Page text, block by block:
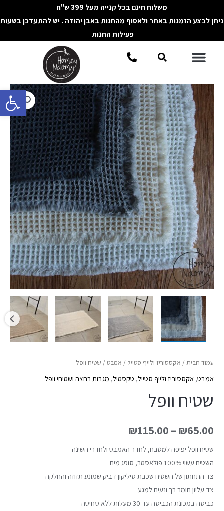
פתח
לתוכן
משלוח חינם בכל קנייה מעל 399 ש"ח
ניתן לבצע הזמנות באתר ולאסוף מהחנות באבן יהודה . יש להתעדכן בשעות
פעילות החנות
תפריטחיפוש
עמוד הבית/ אקססוריז ולייף סטייל / אמבט/ שטיח וופל
אמבט, אקססוריז ולייף סטייל, טקסטיל, מגבות רחצה ושטיחי וופל
שטיח וופל
₪65.00
–
₪115.00
שטיח וופל יפיפה למטבח, לחדר האמבט ולחדרי השינה
השטיח עשוי 100% פולאסטר, סופג מים
צד התחתון של השטיח שכבת סיליקון דביק שמונע תזוזה והחלקה
צד עליון חומר רך ונעים למגע
כביסה במכונת הכביסה עד 30 מעלות ללא סחיטה
כמות
של
וופל